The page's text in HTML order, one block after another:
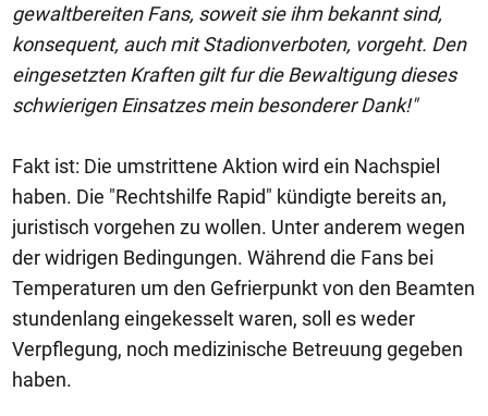
gewaltbereiten Fans, soweit sie ihm bekannt sind,
konsequent, auch mit Stadionverboten, vorgeht. Den
eingesetzten Kraften gilt fur die Bewaltigung dieses
schwierigen Einsatzes mein besonderer Dank!"
Fakt ist: Die umstrittene Aktion wird ein Nachspiel
haben. Die "Rechtshilfe Rapid" kündigte bereits an,
juristisch vorgehen zu wollen. Unter anderem wegen
der widrigen Bedingungen. Während die Fans bei
Temperaturen um den Gefrierpunkt von den Beamten
stundenlang eingekesselt waren, soll es weder
Verpflegung, noch medizinische Betreuung gegeben
haben.